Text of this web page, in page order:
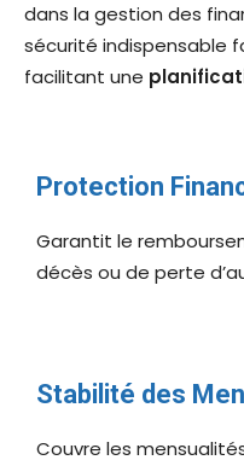
dans la gestion des
sécurité indispensable
facilitant une
Protection
Garantit le
décès ou de perte
Stabilité des
Couvre les